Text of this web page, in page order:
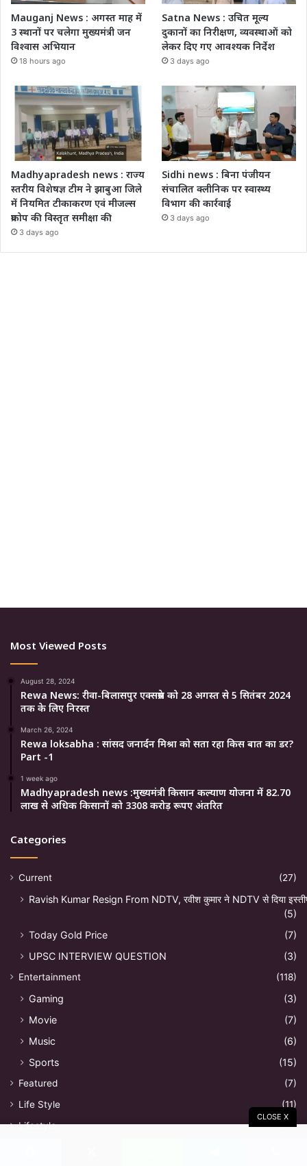
Mauganj News : अगस्त माह में
3 स्थानों पर चलेगा मुख्यमंत्री जन
विश्वास अभियान
18 hours ago
Satna News : उचित मूल्य
दुकानों का निरीक्षण, व्यवस्थाओं को
लेकर दिए गए आवश्यक निर्देश
3 days ago
Madhyapradesh news : राज्य
स्तरीय विशेषज्ञ टीम ने झाबुआ जिले
में नियमित टीकाकरण एवं मीजल्स
प्रकोप की विस्तृत समीक्षा की
3 days ago
Sidhi news : बिना पंजीयन
संचालित क्लीनिक पर स्वास्थ्य
विभाग की कार्रवाई
3 days ago
Most Viewed Posts
August 28, 2024
Rewa News: रीवा-बिलासपुर एक्सप्रेस को 28 अगस्त से 5 सितंबर 2024
तक के लिए निरस्त
March 26, 2024
Rewa loksabha : सांसद जनार्दन मिश्रा को सता रहा किस बात का डर?
Part -1
1 week ago
Madhyapradesh news :मुख्यमंत्री किसान कल्याण योजना में 82.70
लाख से अधिक किसानों को 3308 करोड़ रूपए अंतरित
Categories
Current (27)
Ravish Kumar Resign From NDTV, रवीश कुमार ने NDTV से दिया
(5)
Today Gold Price
(7)
UPSC INTERVIEW QUESTION
(3)
Entertainment (118)
Gaming
(3)
Movie
(7)
Music
(6)
Sports
(15)
Featured
(7)
Life Style
(11)
Lifestyle
(26)
CLOSE X